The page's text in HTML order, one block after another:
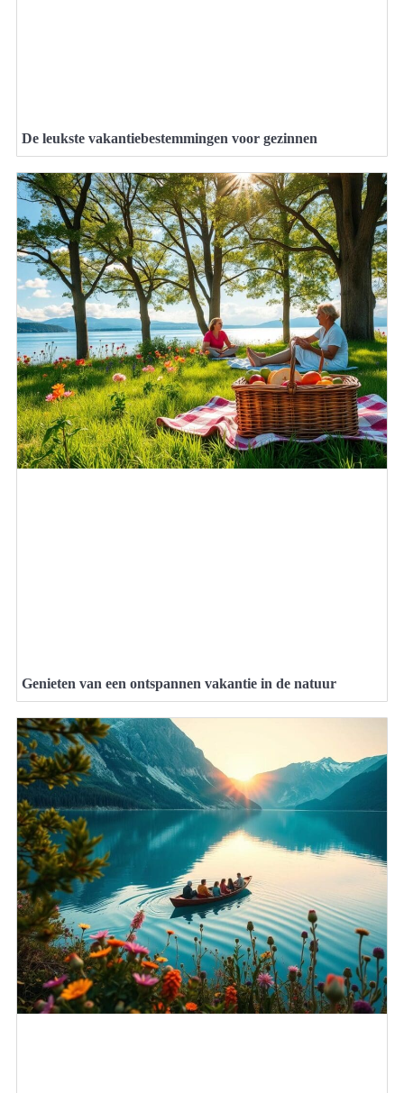
De leukste vakantiebestemmingen voor gezinnen
Genieten van een ontspannen vakantie in de natuur